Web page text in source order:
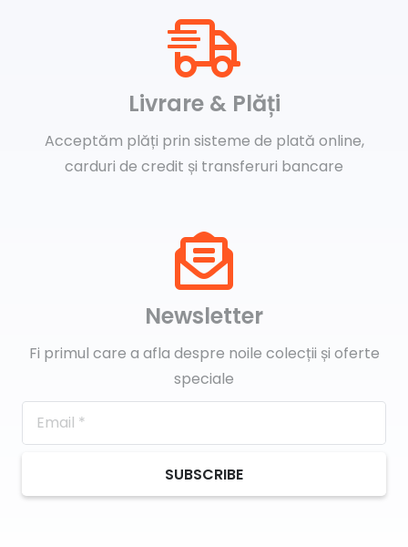
Livrare & Plăți
Acceptăm plăți prin sisteme de plată online,
carduri de credit și transferuri bancare
Newsletter
Fi primul care a afla despre noile colecții și oferte
speciale
SUBSCRIBE